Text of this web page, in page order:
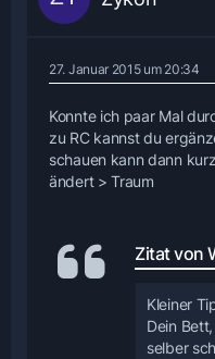
27. Januar 2015 um 20:34
Konnte ich paar Mal
zu RC kannst du
schauen kann dann
ändert > Traum
Zitat von
Kleiner
Dein
selber